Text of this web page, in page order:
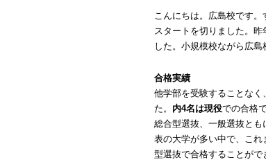
こんにちは。広島校です
スタートを切りました。
した。小規模校ながら広
合格実績
他学部を受験することな
た。 内4名は現役での合格
総合型選抜、一般選抜と
表の大学が多い中で、こ
型選抜で合格することが